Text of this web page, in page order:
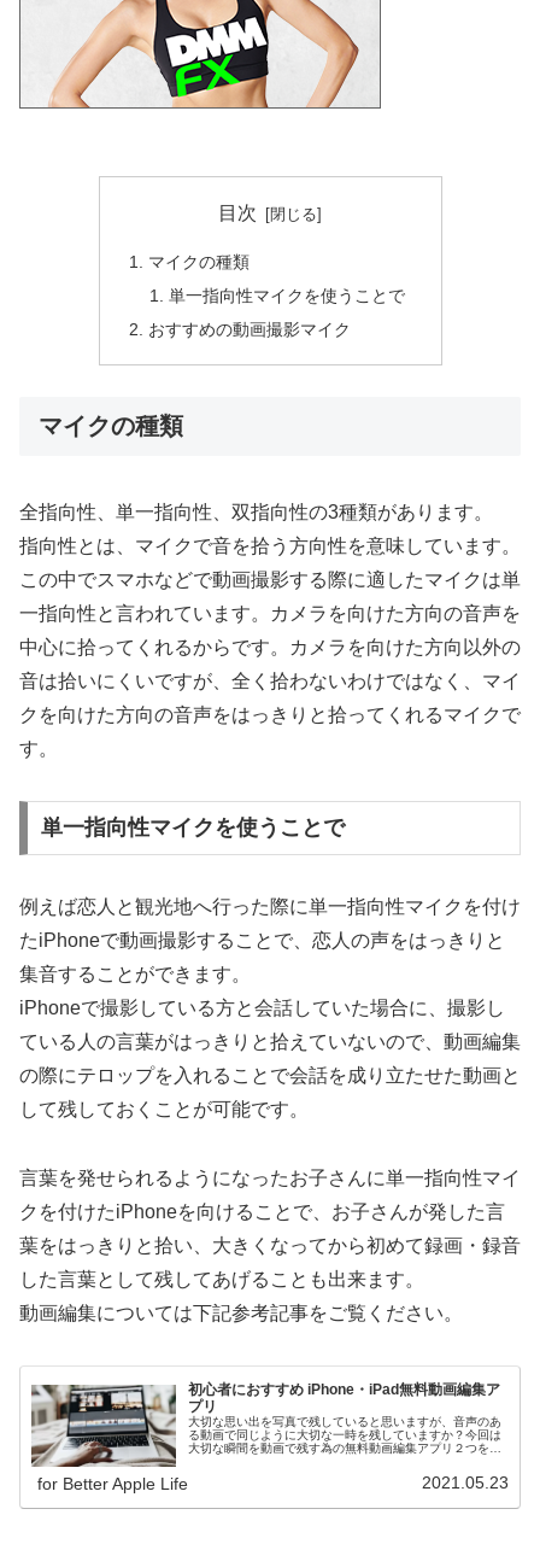
目次
マイクの種類
単一指向性マイクを使うことで
おすすめの動画撮影マイク
マイクの種類
全指向性、単一指向性、双指向性の3種類があります。
指向性とは、マイクで音を拾う方向性を意味しています。
この中でスマホなどで動画撮影する際に適したマイクは単
一指向性と言われています。カメラを向けた方向の音声を
中心に拾ってくれるからです。カメラを向けた方向以外の
音は拾いにくいですが、全く拾わないわけではなく、マイ
クを向けた方向の音声をはっきりと拾ってくれるマイクで
す。
単一指向性マイクを使うことで
例えば恋人と観光地へ行った際に単一指向性マイクを付け
たiPhoneで動画撮影することで、恋人の声をはっきりと
集音することができます。
iPhoneで撮影している方と会話していた場合に、撮影し
ている人の言葉がはっきりと拾えていないので、動画編集
の際にテロップを入れることで会話を成り立たせた動画と
して残しておくことが可能です。
言葉を発せられるようになったお子さんに単一指向性マイ
クを付けたiPhoneを向けることで、お子さんが発した言
葉をはっきりと拾い、大きくなってから初めて録画・録音
した言葉として残してあげることも出来ます。
動画編集については下記参考記事をご覧ください。
初心者におすすめ iPhone・iPad無料動画編集ア
プリ
大切な思い出を写真で残していると思いますが、音声のあ
る動画で同じように大切な一時を残していますか？今回は
大切な瞬間を動画で残す為の無料動画編集アプリ２つをご
for Better Apple Life 2021.05.23